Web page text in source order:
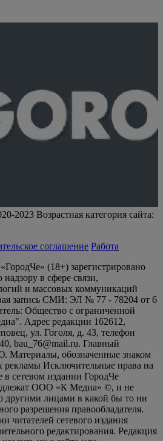
Возрастная категория сайта:
соглашение Работа
(18+) зарегистрировано
в сфере связи,
и массовых коммуникаций
запись СМИ: ЭЛ № 77 - 78204 от 6
Общество с ограниченной
Адрес редакции 162612,
ул. Гоголя, д. 43, телефон
bau_76@mail.ru. Главный
Материалы, обозначенные знаком
рекламы Исключительные права на
сетевом издании ГородЧе
ООО «К Медиа» ©, и не
другими лицами в какой бы то ни
разрешения правообладателя.
читателей сетевого издания
редактирования. Редакция